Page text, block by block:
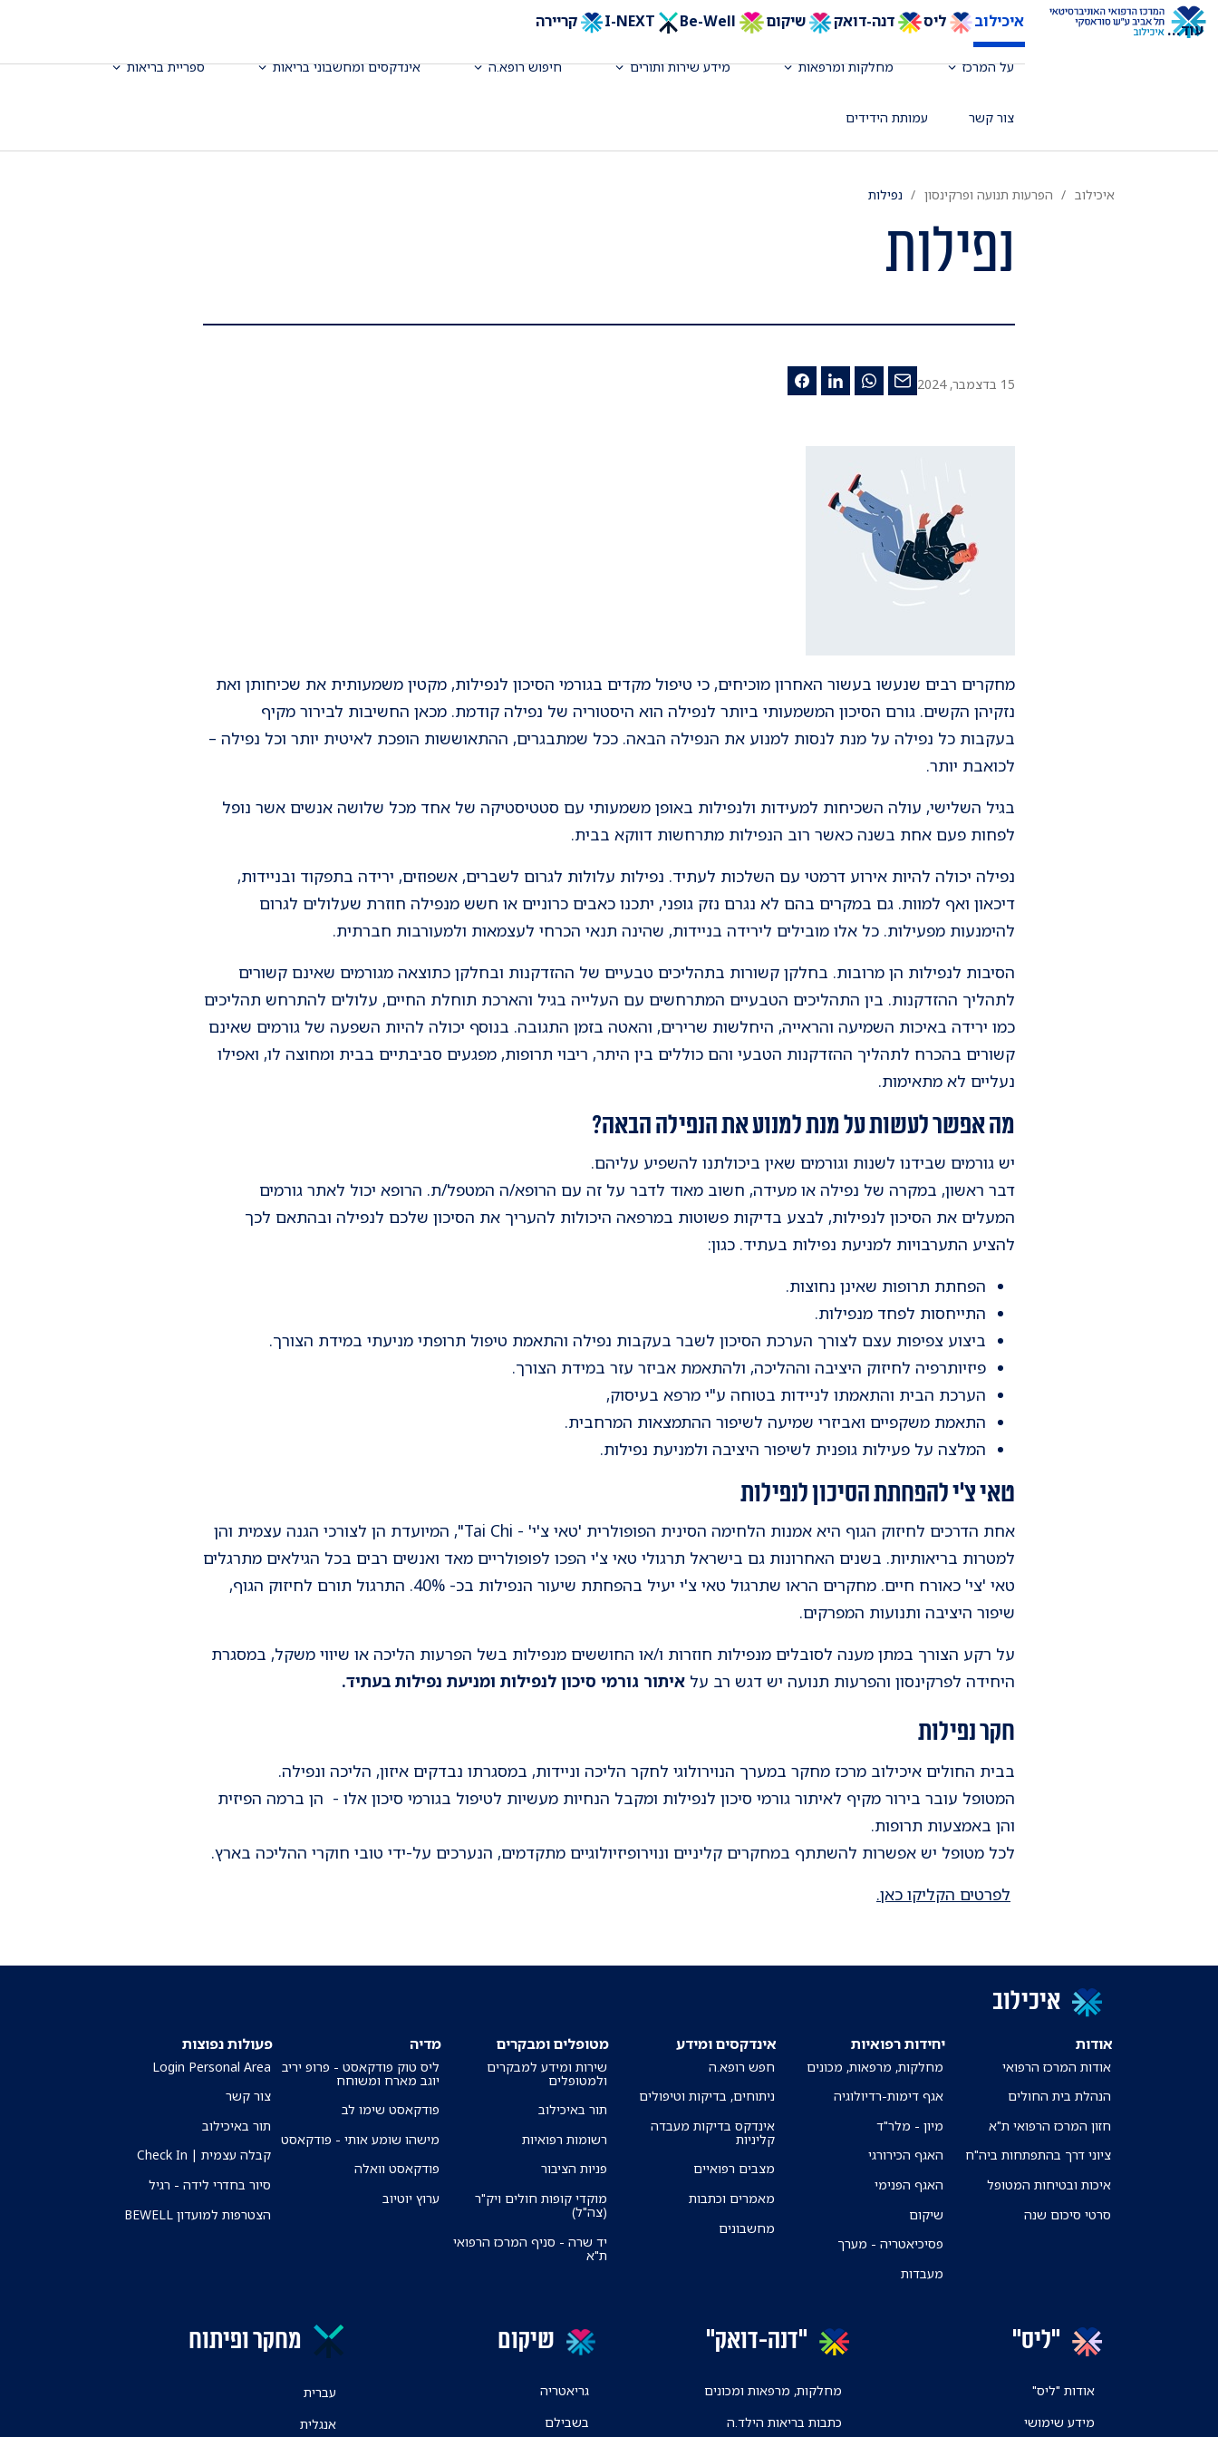
איכילוב ליס דנה-דואק שיקום Be-Well קריירה
על המרכז מחלקות ומרפאות מידע שירות ותורים חיפוש רופא.ה אינדקסים ומחשבוני בריאות ספריית בריאות
צור קשר עמותת הידידים
עוד...
איכילוב הפרעות תנועה ופרקינסון נפילות
נפילות
15 בדצמבר, 2024
מחקרים רבים שנעשו בעשור האחרון מוכיחים, כי טיפול מקדים בגורמי הסיכון לנפילות, מקטין משמעותית את שכיחותן ואת
נזקיהן הקשים. גורם הסיכון המשמעותי ביותר לנפילה הוא היסטוריה של נפילה קודמת. מכאן החשיבות לבירור מקיף
בעקבות כל נפילה על מנת לנסות למנוע את הנפילה הבאה. ככל שמתבגרים, ההתאוששות הופכת לאיטית יותר וכל נפילה –
לכואבת יותר.
בגיל השלישי, עולה השכיחות למעידות ולנפילות באופן משמעותי עם סטטיסטיקה של אחד מכל שלושה אנשים אשר נופל
לפחות פעם אחת בשנה כאשר רוב הנפילות מתרחשות דווקא בבית.
נפילה יכולה להיות אירוע דרמטי עם השלכות לעתיד. נפילות עלולות לגרום לשברים, אשפוזים, ירידה בתפקוד ובניידות,
דיכאון ואף למוות. גם במקרים בהם לא נגרם נזק גופני, יתכנו כאבים כרוניים או חשש מנפילה חוזרת שעלולים לגרום
להימנעות מפעילות. כל אלו מובילים לירידה בניידות, שהינה תנאי הכרחי לעצמאות ולמעורבות חברתית.
הסיבות לנפילות הן מרובות. בחלקן קשורות בתהליכים טבעיים של ההזדקנות ובחלקן כתוצאה מגורמים שאינם קשורים
לתהליך ההזדקנות. בין התהליכים הטבעיים המתרחשים עם העלייה בגיל והארכת תוחלת החיים, עלולים להתרחש תהליכים
כמו ירידה באיכות השמיעה והראייה, היחלשות שרירים, והאטה בזמן התגובה. בנוסף יכולה להיות השפעה של גורמים שאינם
קשורים בהכרח לתהליך ההזדקנות הטבעי והם כוללים בין היתר, ריבוי תרופות, מפגעים סביבתיים בבית ומחוצה לו, ואפילו
נעליים לא מתאימות.
מה אפשר לעשות על מנת למנוע את הנפילה הבאה?
יש גורמים שבידנו לשנות וגורמים שאין ביכולתנו להשפיע עליהם.
דבר ראשון, במקרה של נפילה או מעידה, חשוב מאוד לדבר על זה עם הרופא/ה המטפל/ת. הרופא יכול לאתר גורמים
המעלים את הסיכון לנפילות, לבצע בדיקות פשוטות במרפאה היכולות להעריך את הסיכון שלכם לנפילה ובהתאם לכך
להציע התערבויות למניעת נפילות בעתיד. כגון:
הפחתת תרופות שאינן נחוצות.
התייחסות לפחד מנפילות.
ביצוע צפיפות עצם לצורך הערכת הסיכון לשבר בעקבות נפילה והתאמת טיפול תרופתי מניעתי במידת הצורך.
פיזיותרפיה לחיזוק היציבה וההליכה, ולהתאמת אביזר עזר במידת הצורך.
הערכת הבית והתאמתו לניידות בטוחה ע"י מרפא בעיסוק,
התאמת משקפיים ואביזרי שמיעה לשיפור ההתמצאות המרחבית.
המלצה על פעילות גופנית לשיפור היציבה ולמניעת נפילות.
טאי צ'י להפחתת הסיכון לנפילות
אחת הדרכים לחיזוק הגוף היא אמנות הלחימה הסינית הפופולרית 'טאי צ'י' - Tai Chi", המיועדת הן לצורכי הגנה עצמית והן
למטרות בריאותיות. בשנים האחרונות גם בישראל תרגולי טאי צ'י הפכו לפופולריים מאד ואנשים רבים בכל הגילאים מתרגלים
טאי 'צי' כאורח חיים. מחקרים הראו שתרגול טאי צ'י יעיל בהפחתת שיעור הנפילות בכ- 40%. התרגול תורם לחיזוק הגוף,
שיפור היציבה ותנועות המפרקים.
על רקע הצורך במתן מענה לסובלים מנפילות חוזרות ו/או החוששים מנפילות בשל הפרעות הליכה או שיווי משקל, במסגרת
היחידה לפרקינסון והפרעות תנועה יש דגש רב על איתור גורמי סיכון לנפילות ומניעת נפילות בעתיד.
חקר נפילות
בבית החולים איכילוב מרכז מחקר במערך הנוירולוגי לחקר הליכה וניידות, במסגרתו נבדקים איזון, הליכה ונפילה.
המטופל עובר בירור מקיף לאיתור גורמי סיכון לנפילות ומקבל הנחיות מעשיות לטיפול בגורמי סיכון אלו - הן ברמה הפיזית
והן באמצעות תרופות.
לכל מטופל יש אפשרות להשתתף במחקרים קליניים ונוירופיזיולוגיים מתקדמים, הנערכים על-ידי טובי חוקרי ההליכה בארץ.
לפרטים הקליקו כאן.
איכילוב
אודות
אודות המרכז הרפואי
הנהלת בית החולים
חזון המרכז הרפואי ת"א
ציוני דרך בהתפתחות ביה"ח
איכות ובטיחות המטופל
סרטי סיכום שנה
יחידות רפואיות
מחלקות, מרפאות, מכונים
אגף דימות-רדיולוגיה
מיון - מלר"ד
האגף הכירורגי
האגף הפנימי
שיקום
פסיכיאטריה - מערך
מעבדות
אינדקסים ומידע
חפש רופא.ה
ניתוחים, בדיקות וטיפולים
אינדקס בדיקות מעבדה
קליניות
מצבים רפואיים
מאמרים וכתבות
מחשבונים
מטופלים ומבקרים
שירות ומידע למבקרים
ולמטופלים
תור באיכילוב
רשומות רפואיות
פניות הציבור
מוקדי קופות חולים ויק"ר
(צה"ל)
יד שרה - סניף המרכז הרפואי
ת"א
מדיה
ליס טוק פודקאסט - פרופ יריב
יוגב מארח ומשוחח
פודקאסט שימו לב
מישהו שומע אותי - פודקאסט
פודקאסט וואלה
ערוץ יוטיוב
פעולות נפוצות
Login Personal Area
צור קשר
תור באיכילוב
קבלה עצמית | Check In
סיור בחדרי לידה - רגיל
הצטרפות למועדון BEWELL
"ליס"
אודות "ליס"
מידע שימושי
"דנה-דואק"
מחלקות, מרפאות ומכונים
כתבות בריאות הילד.ה
שיקום
גריאטריה
בשבילם
מחקר ופיתוח
עברית
אנגלית